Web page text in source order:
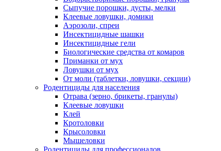
Сыпучие порошки, дусты, мелки
Клеевые ловушки, домики
Аэрозоли, спреи
Инсектицидные шашки
Инсектицидные гели
Биологические средства от комаров
Приманки от мух
Ловушки от мух
От моли (таблетки, ловушки, секции)
Родентициды для населения
Отрава (зерно, брикеты, гранулы)
Клеевые ловушки
Клей
Кротоловки
Крысоловки
Мышеловки
Родентициды для профессионалов